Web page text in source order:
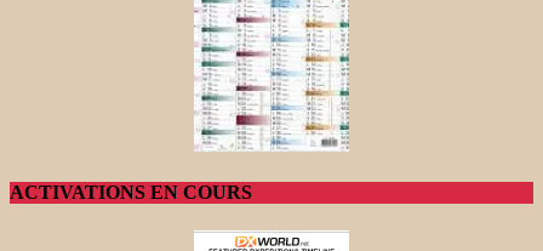
ACTIVATIONS EN COURS